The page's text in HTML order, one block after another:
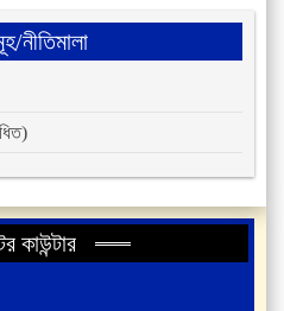
নীতিমালা
কাউন্টার